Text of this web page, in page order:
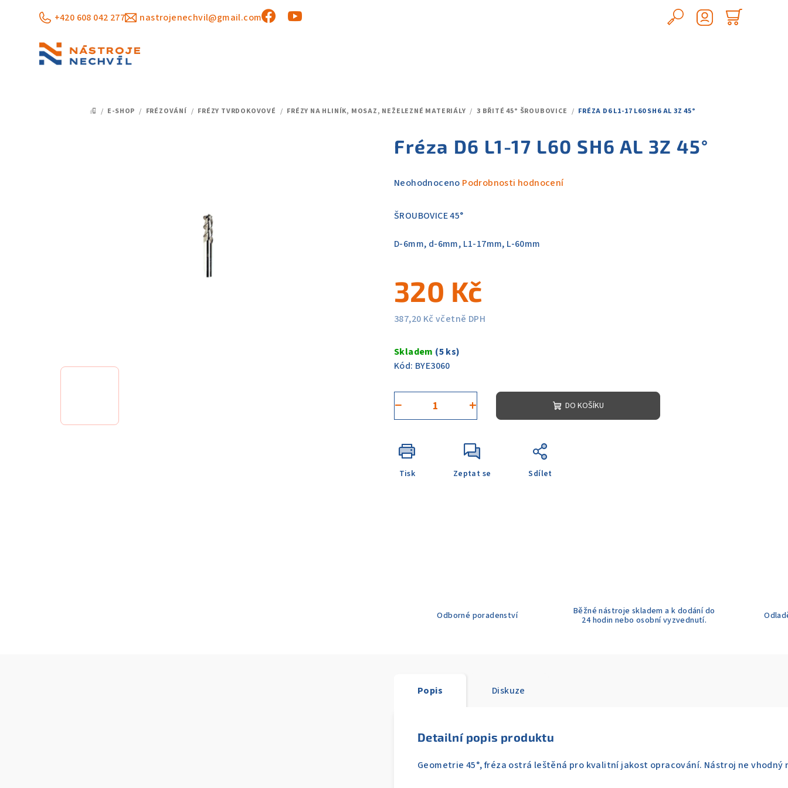
+420 608 042 277 nastrojenechvil@gmail.com
Hledat
DOMŮ
/ E-SHOP / FRÉZOVÁNÍ / FRÉZY TVRDOKOVOVÉ / FRÉZY NA HLINÍK, MOSAZ, NEŽELEZNÉ MATERIÁLY / 3 BŘITÉ 45° ŠROUBOVICE / FRÉZA D6 L1-17 L60 SH6 AL 3Z 45°
Fréza D6 L1-17 L60 SH6 AL 3Z 45°
Průměrné
produktu
0,0
hvězdiček.
Neohodnoceno Podrobnosti hodnocení
ŠROUBOVICE 45°
D-6mm, d-6mm, L1-17mm, L-60mm
320 Kč
387,20 Kč včetně DPH
cena:
Skladem (5 ks)
Kód: BYE3060
+
− DO KOŠÍKU
Tisk Zeptat se Sdílet
Odborné poradenství
Běžné nástroje skladem a k dodání do
24 hodin nebo osobní vyzvednutí.
Popis Diskuze
Detailní popis produktu
Geometrie 45°, fréza ostrá leštěná pro kvalitní jakost opracování. Nástroj ne vhodný